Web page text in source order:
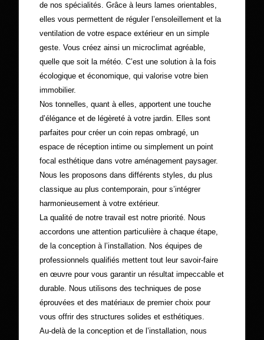
de nos spécialités. Grâce à leurs lames orientables,
elles vous permettent de réguler l’ensoleillement et la
ventilation de votre espace extérieur en un simple
geste. Vous créez ainsi un microclimat agréable,
quelle que soit la météo. C’est une solution à la fois
écologique et économique, qui valorise votre bien
immobilier.
Nos tonnelles, quant à elles, apportent une touche
d’élégance et de légèreté à votre jardin. Elles sont
parfaites pour créer un coin repas ombragé, un
espace de réception intime ou simplement un point
focal esthétique dans votre aménagement paysager.
Nous les proposons dans différents styles, du plus
classique au plus contemporain, pour s’intégrer
harmonieusement à votre extérieur.
La qualité de notre travail est notre priorité. Nous
accordons une attention particulière à chaque étape,
de la conception à l’installation. Nos équipes de
professionnels qualifiés mettent tout leur savoir-faire
en œuvre pour vous garantir un résultat impeccable et
durable. Nous utilisons des techniques de pose
éprouvées et des matériaux de premier choix pour
vous offrir des structures solides et esthétiques.
Au-delà de la conception et de l’installation, nous